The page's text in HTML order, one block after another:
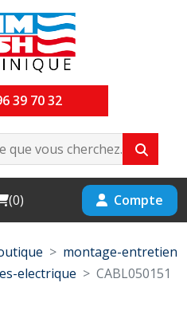
39 70 32
(0) Compte
montage-entretien
electrique
CABL050151